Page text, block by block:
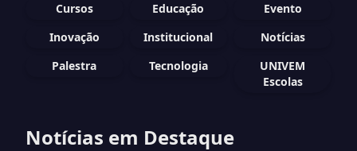
Cursos Educação
Evento
Inovação
Institucional
Notícias
Palestra
Tecnologia
UNIVEM
Escolas
Notícias em Destaque